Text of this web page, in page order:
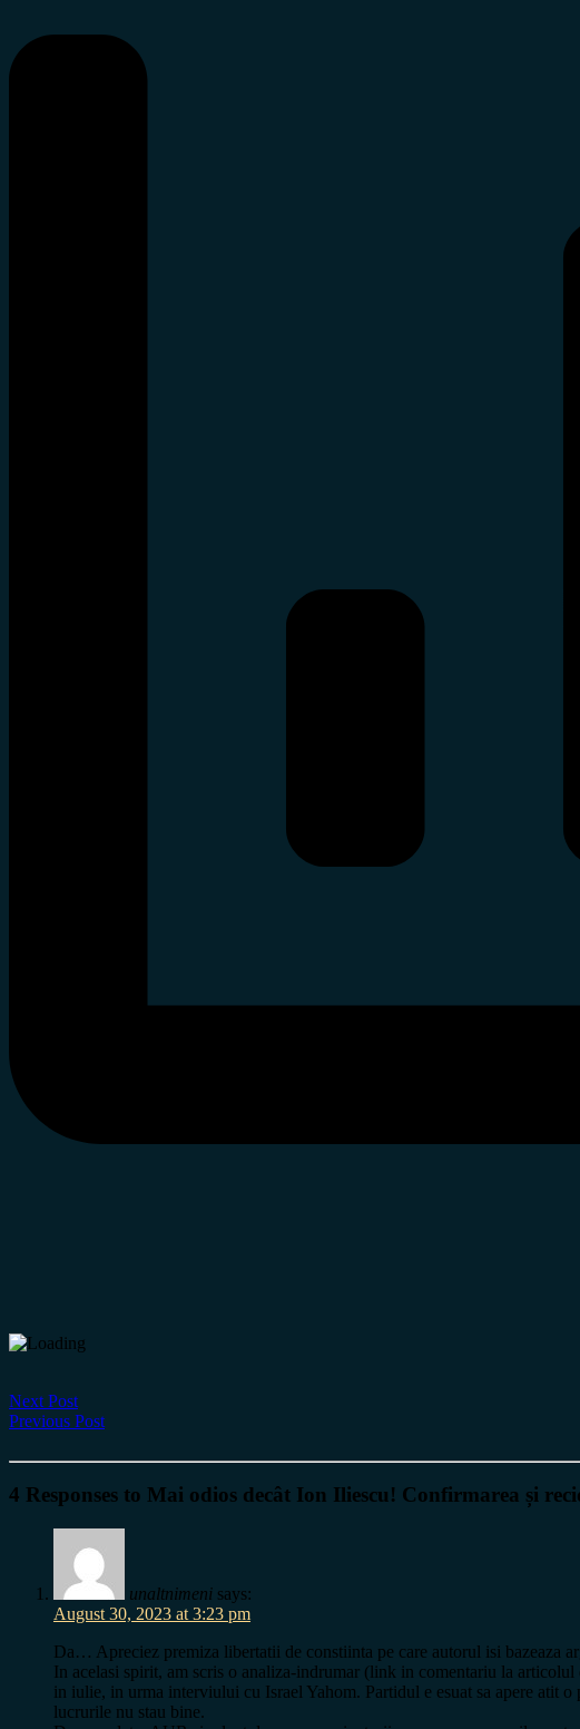
Next Post
Previous Post
4 Responses to Mai odios decât Ion Iliescu! Confirmarea și
unaltnimeni says:
August 30, 2023 at 3:23 pm
Da… Apreciez premiza libertatii de constiinta pe care autorul isi bazeaza
In acelasi spirit, am scris o analiza-indrumar (link in comentariu la
in iulie, in urma interviului cu Israel Yahom. Partidul e esuat sa apere atit
lucrurile nu stau bine.